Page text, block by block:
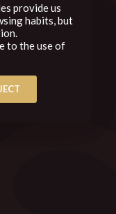
provide us
habits, but
to the use of